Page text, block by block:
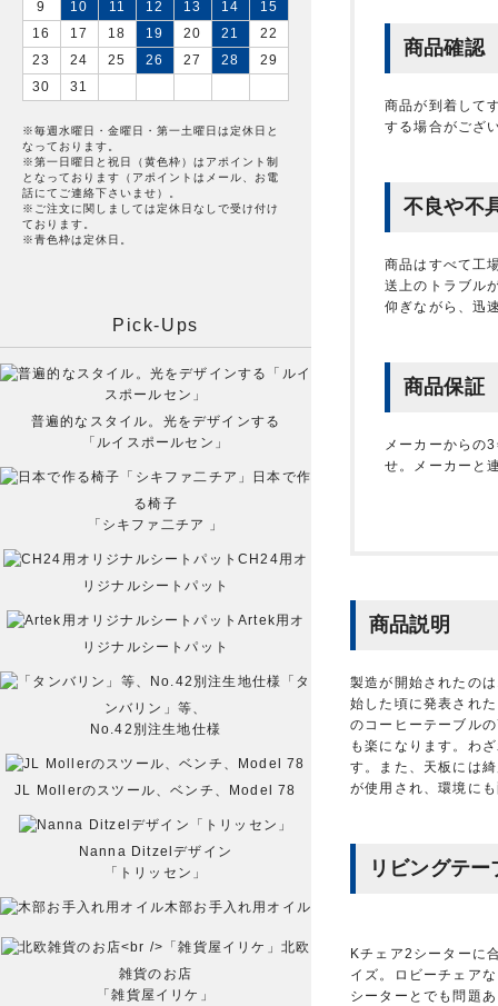
商品確認
商品が到着して
する場合がござ
不良や不
商品はすべて工
送上のトラブル
仰ぎながら、迅
商品保証
メーカーからの
せ。メーカーと
商品説明
製造が開始されたの
始した頃に発表され
のコーヒーテーブル
も楽になります。わ
す。また、天板には
が使用され、環境に
リビングテ
Kチェア2シーターに
イズ。ロビーチェア
シーターとでも問題
9
10 11 12 13 14
15
16
17 18 19 20 21
22
23
24 25 26 27 28
29
30
31
※毎週水曜日・金曜日・第一土曜日は定休日と
なっております。
※第一日曜日と祝日（黄色枠）はアポイント制
となっております（アポイントはメール、お電
話にてご連絡下さいませ）。
※ご注文に関しましては定休日なしで受け付け
ております。
※青色枠は定休日。
Pick-Ups
普遍的なスタイル。光をデザインする
「ルイスポールセン」
日本で作
る椅子
「シキファ二チア 」
CH24用オ
リジナルシートパット
Artek用オ
リジナルシートパット
「タ
ンバリン」等、
No.42別注生地仕様
JL Mollerのスツール、ベンチ、Model 78
Nanna Ditzelデザイン
「トリッセン」
木部お手入れ用オイル
北欧
雑貨のお店
「雑貨屋イリケ」